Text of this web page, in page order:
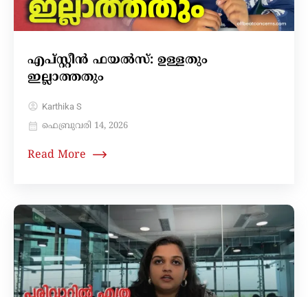
എപ്‌സ്റ്റീൻ ഫയൽസ്: ഉള്ളതും
ഇല്ലാത്തതും
Karthika S
ഫെബ്രുവരി 14, 2026
Read More